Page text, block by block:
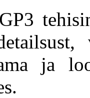
ja